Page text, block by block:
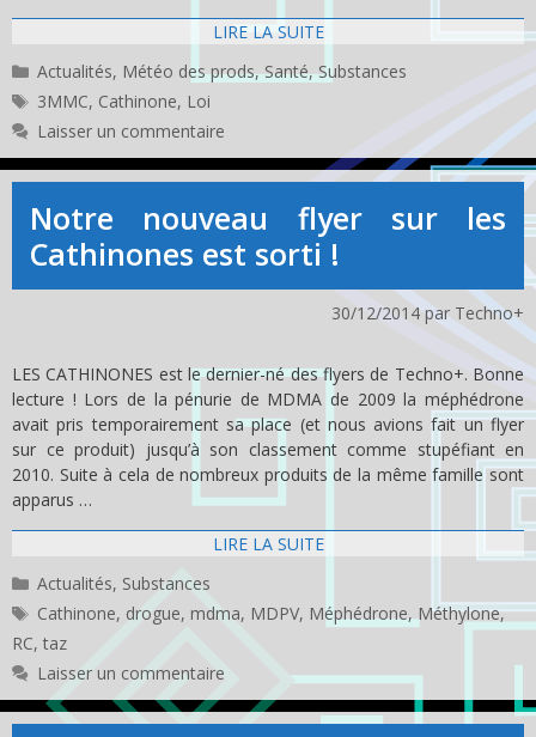
LIRE LA SUITE
Catégories
Actualités, Météo des prods,Santé,Substances
Étiquettes
3MMC, Cathinone, Loi
Laisser un commentaire
Notre nouveau flyer sur les
Cathinones est sorti !
30/12/2014 par Techno+
LES CATHINONES est le dernier-né des flyers de Techno+. Bonne
lecture ! Lors de la pénurie de MDMA de 2009 la méphédrone
avait pris temporairement sa place (et nous avions fait un flyer
sur ce produit) jusqu’à son classement comme stupéfiant en
2010. Suite à cela de nombreux produits de la même famille sont
apparus …
LIRE LA SUITE
Catégories
Actualités, Substances
Étiquettes
Cathinone, drogue, mdma, MDPV, Méphédrone, Méthylone,
RC, taz
Laisser un commentaire